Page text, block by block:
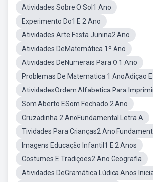
Atividades Sobre O Sol1 Ano
Experimento Do1 E 2 Ano
Atividades Arte Festa Junina2 Ano
Atividades DeMatemática 1º Ano
Atividades DeNumerais Para O 1 Ano
Problemas De Matematica 1 AnoAdiçao
AtividadesOrdem Alfabetica Para
Som Aberto ESom Fechado 2 Ano
Cruzadinha 2 AnoFundamental Letra A
Tividades Para Crianças2 Ano
Imagens Educação Infantil1 E 2 Anos
Costumes E Tradiçoes2 Ano Geografia
Atividades DeGramática Lúdica Anos